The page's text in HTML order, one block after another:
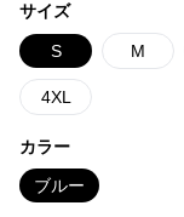
サイズ
S M
4XL
カラー
ブルー